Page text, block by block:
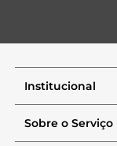
Institucional
Sobre o Serviço